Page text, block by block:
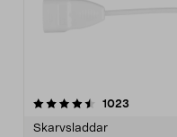
1023
Skarvsladdar
4.5 av 5 stjärnor